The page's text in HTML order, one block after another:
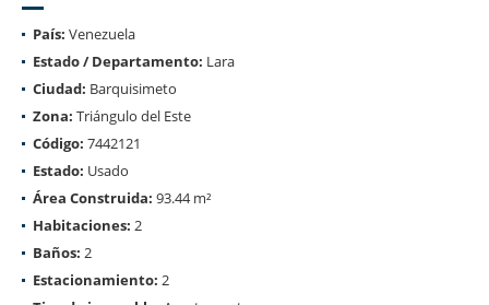
País: Venezuela
Estado / Departamento: Lara
Ciudad: Barquisimeto
Zona: Triángulo del Este
Código: 7442121
Estado: Usado
Área Construida: 93.44 m²
Habitaciones: 2
Baños: 2
Estacionamiento: 2